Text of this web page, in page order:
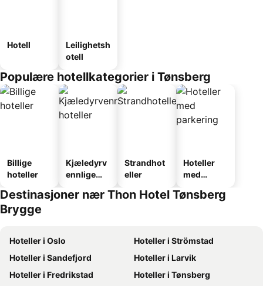
Hotell
Leilighetsh
otell
Populære hotellkategorier i Tønsberg
Billige
hoteller
Kjæledyrv
ennlige
Strandhot
eller
Hoteller
med
Destinasjoner nær Thon Hotel Tønsberg
Brygge
Hoteller i Oslo
Hoteller i Strömstad
Hoteller i Sandefjord
Hoteller i Larvik
Hoteller i Fredrikstad
Hoteller i Tønsberg